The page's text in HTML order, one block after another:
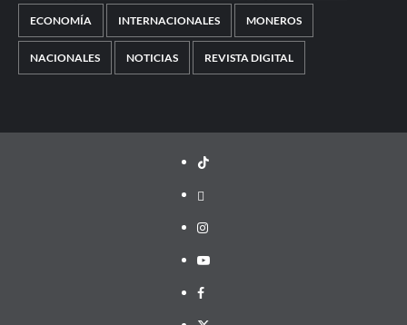
ECONOMÍA INTERNACIONALES MONEROS
NACIONALES NOTICIAS REVISTA DIGITAL
TikTok
threads
Instagram
Youtube
Facebook